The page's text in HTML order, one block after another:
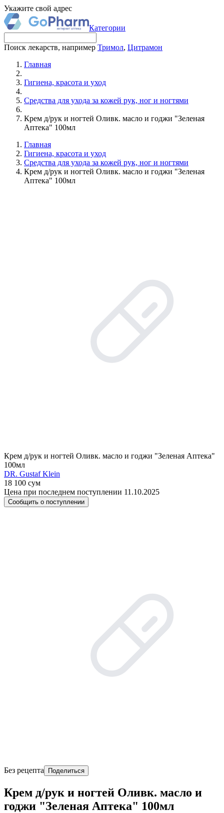
Укажите свой адрес
Категории
Поиск лекарств, например Тримол, Цитрамон
Главная
Гигиена, красота и уход
Средства для ухода за кожей рук, ног и ногтями
Крем д/рук и ногтей Оливк. масло и годжи "Зеленая
Аптека" 100мл
Главная
Гигиена, красота и уход
Средства для ухода за кожей рук, ног и ногтями
Крем д/рук и ногтей Оливк. масло и годжи "Зеленая
Аптека" 100мл
Крем д/рук и ногтей Оливк. масло и годжи "Зеленая Аптека"
100мл
DR. Gustaf Klein
18 100 сум
Цена при последнем поступлении 11.10.2025
Сообщить о поступлении
Без рецепта Поделиться
Крем д/рук и ногтей Оливк. масло и
годжи "Зеленая Аптека" 100мл